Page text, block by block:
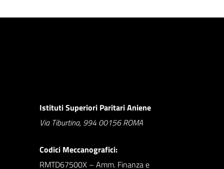
Istituti Superiori Paritari Aniene
Via Tiburtina, 994 00156 ROMA
Codici Meccanografici:
RMTD67500X – Amm. Finanza e